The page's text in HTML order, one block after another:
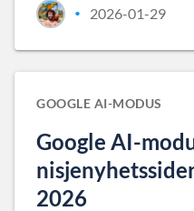
• 2026-01-29
GOOGLE AI-MODUS
Google AI-
2026